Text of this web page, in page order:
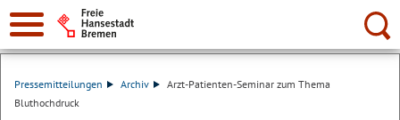
Suche:
Pressemitteilungen Archiv
Arzt-Patienten-Seminar zum Thema
Bluthochdruck